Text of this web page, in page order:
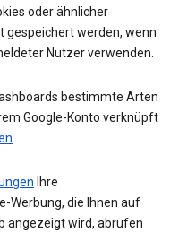
oder ähnlicher
gespeichert werden, wenn
Nutzer verwenden.
bestimmte Arten
Google-Konto verknüpft
.
Ihre
Werbung, die Ihnen auf
angezeigt wird, abrufen